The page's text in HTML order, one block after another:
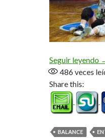
Seguir leyendo
486veces
Share this:
BALANCE